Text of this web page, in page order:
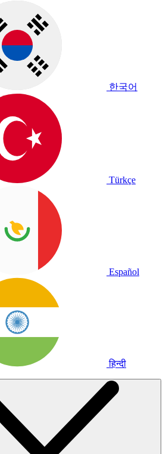
한국어
Türkçe
Español
हिन्दी